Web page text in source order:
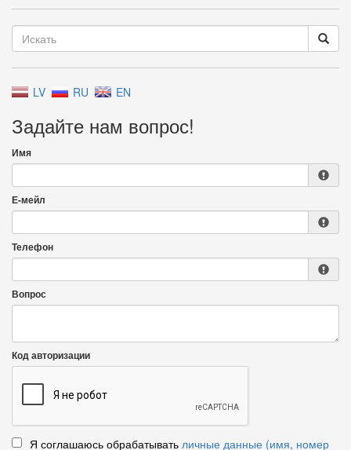
LV RU EN
Задайте нам вопрос!
Имя
Е-мейл
Телефон
Вопрос
Код авторизации
Я соглашаюсь обрабатывать личные данные (имя, номер